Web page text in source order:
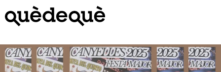
contingut